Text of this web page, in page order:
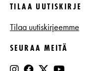
TILAA UUTISKIRJE
Tilaa uutiskirjeemme
SEURAA MEITÄ